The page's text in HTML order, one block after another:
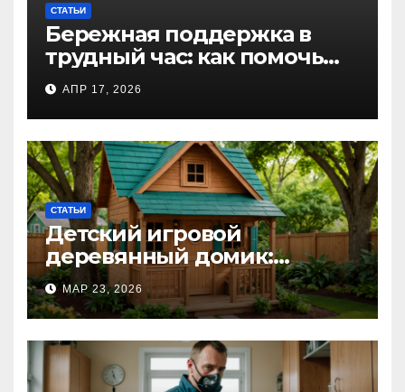
СТАТЬИ
Бережная поддержка в
трудный час: как помочь
близкому справиться с
алкогольной
интоксикацией и
сохранить семью
АПР 17, 2026
СТАТЬИ
Детский игровой
деревянный домик:
волшебное пространство
для самых маленьких от
Kastum
МАР 23, 2026